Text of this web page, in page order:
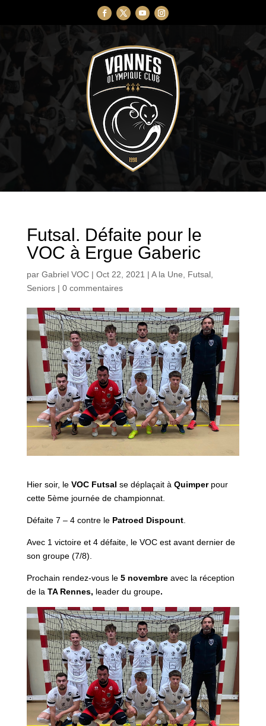
Futsal. Défaite pour le
VOC à Ergue Gaberic
par Gabriel VOC| Oct 22, 2021 | A la Une, Futsal,
Seniors| 0 commentaires
Hier soir, le VOC Futsal se déplaçait à Quimperpour
cette 5ème journée de championnat.
Défaite 7 – 4 contre le Patroed Dispount.
Avec 1 victoire et 4 défaite, le VOC est avant dernier de
son groupe (7/8).
Prochain rendez-vous le 5 novembreavec la réception
de la TA Rennes, leader du groupe.